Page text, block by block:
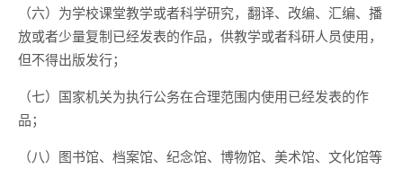
（六）为学校课堂教学或者科学研究，翻译、改编、汇编、播
放或者少量复制已经发表的作品，供教学或者科研人员使用，
但不得出版发行；
（七）国家机关为执行公务在合理范围内使用已经发表的作
品；
（八）图书馆、档案馆、纪念馆、博物馆、美术馆、文化馆等